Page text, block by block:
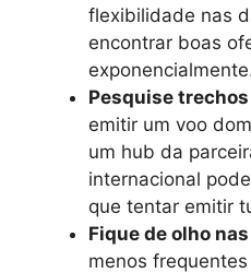
flexibilidade nas
encontrar boas
Pesquise
emitir um voo
um hub da
internacional
que tentar emitir
Fique de olho
menos